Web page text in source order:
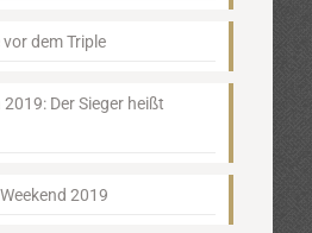
dem Triple
Der Sieger heißt
2019